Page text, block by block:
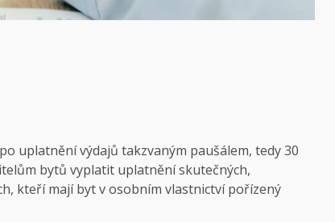
uplatnění výdajů takzvaným paušálem, tedy 30
bytů vyplatit uplatnění skutečných,
kteří mají byt v osobním vlastnictví pořízený